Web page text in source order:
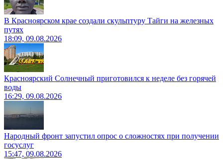
В Красноярском крае создали скульптуру Тайги на железных
путях
18:09, 09.08.2026
Красноярский Солнечный приготовился к неделе без горячей
воды
16:29, 09.08.2026
Народный фронт запустил опрос о сложностях при получении
госуслуг
15:47, 09.08.2026